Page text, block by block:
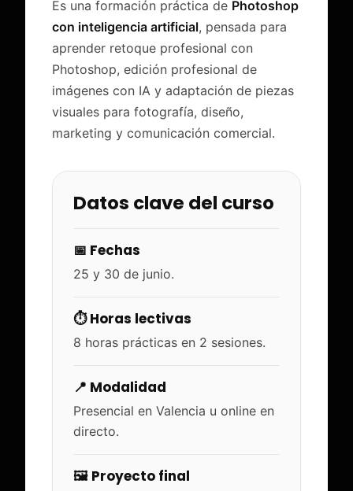
Es una formación práctica de Photoshop
con inteligencia artificial, pensada para
aprender retoque profesional con
Photoshop, edición profesional de
imágenes con IA y adaptación de piezas
visuales para fotografía, diseño,
marketing y comunicación comercial.
Datos clave del curso
📅 Fechas
25 y 30 de junio.
⏱️ Horas lectivas
8 horas prácticas en 2 sesiones.
📍 Modalidad
Presencial en Valencia u online en
directo.
🖼️ Proyecto final